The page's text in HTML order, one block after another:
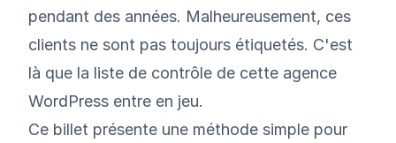
pendant des années. Malheureusement, ces
clients ne sont pas toujours étiquetés. C'est
là que la liste de contrôle de cette agence
WordPress entre en jeu.
Ce billet présente une méthode simple pour